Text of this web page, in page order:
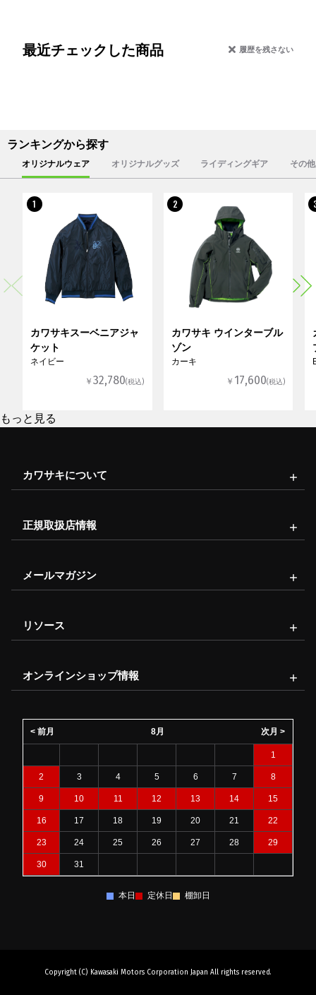
最近チェックした商品 履歴を残さない
ランキングから探す
オリジナルウェア オリジナルグッズ ライディングギア その
1
カワサキスーベニアジャ
ケット
ネイビー
￥32,780(税込)
2
カワサキ ウインターブル
ゾン
カーキ
￥ 17,600(税込)
もっと見る
カワサキについて
正規取扱店情報
メールマガジン
リソース
オンラインショップ情報
8月
< 前月 次月 >
1
2 3 4 5 6 7 8
9 10 11 12 13 14 15
16 17 18 19 20 21 22
23 24 25 26 27 28 29
30 31
本日 定休日 棚卸日
Copyright (C) Kawasaki Motors Corporation Japan All rights reserved.